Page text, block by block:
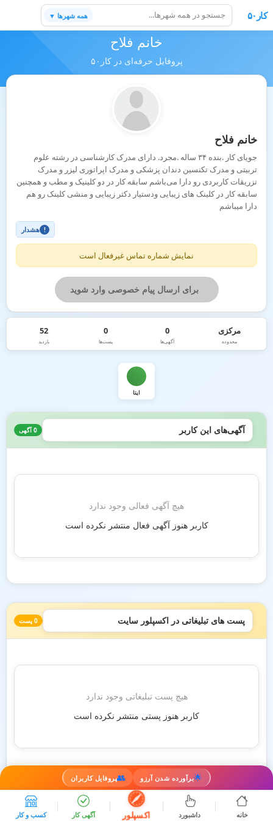
کار۵۰ همه شهرها ▼
🌟برآورده شدن آرزو 👥پروفایل کاربران
خانه داشبورد اکسپلور آگهی کار کسب و کار
خانم فلاح
پروفایل حرفه‌ای در کار۵۰
خانم فلاح
جویای کار .بنده ۳۴ ساله .مجرد. دارای مدرک کارشناسی در رشته علوم
تربیتی و مدرک تکنسین دندان پزشکی و مدرک اپراتوری لیزر و مدرک
تزریقات کاربردی رو دارا می‌باشم سابقه کار در دو کلینیک و مطب و همچنین
سابقه کار در کلینک های زیبایی ودستیار دکتر زیبایی و منشی کلینک رو هم
دارا میباشم
! هشدار
نمایش شماره تماس غیرفعال است
برای ارسال پیام خصوصی وارد شوید
مرکزی
محدوده
0
آگهی‌ها
0
پست‌ها
52
بازدید
ایتا
آگهی‌های این کاربر 0 آگهی
هیچ آگهی فعالی وجود ندارد
کاربر هنوز آگهی فعال منتشر نکرده است
پست های تبلیغاتی در اکسپلور سایت 0 پست
هیچ پست تبلیغاتی وجود ندارد
کاربر هنوز پستی منتشر نکرده است